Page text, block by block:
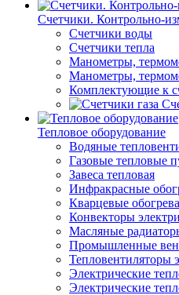
Счетчики. Контрольно-
Счетчики воды
Счетчики тепла
Манометры,
Манометры,
Комплектующие к
Тепловое оборудование
Водяные
Газовые тепловые
Завеса тепловая
Инфракрасные
Кварцевые
Конвекторы
Масляные
Промышленные
Тепловентиляторы
Электрические
Электрические